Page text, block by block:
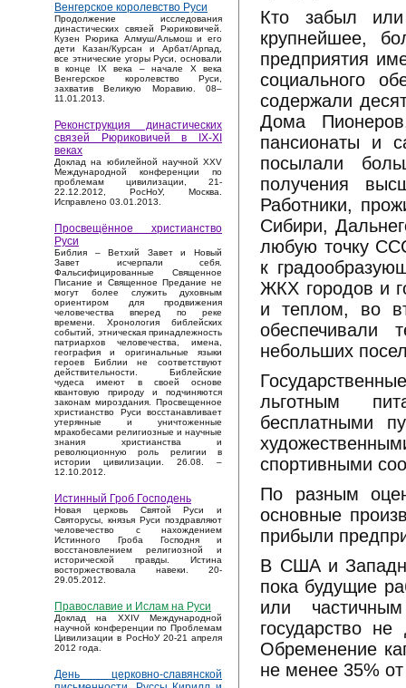
Венгерское королевство Руси
Продолжение исследования
династических связей Рюриковичей.
Кузен Рюрика Алмуш/Альмош и его
дети Казан/Курсан и Арбат/Арпад,
все этнические угоры Руси, основали
в конце IX века – начале X века
Венгерское королевство Руси,
захватив Великую Моравию. 08–
11.01.2013.
Реконструкция династических
связей Рюриковичей в IX-XI
веках
Доклад на юбилейной научной XXV
Международной конференции по
проблемам цивилизации, 21-
22.12.2012, РосНоУ, Москва.
Исправлено 03.01.2013.
Просвещённое христианство
Руси
Библия – Ветхий Завет и Новый
Завет исчерпали себя.
Фальсифицированные Священное
Писание и Священное Предание не
могут более служить духовным
ориентиром для продвижения
человечества вперед по реке
времени. Хронология библейских
событий, этническая принадлежность
патриархов человечества, имена,
география и оригинальные языки
героев Библии не соответствуют
действительности. Библейские
чудеса имеют в своей основе
квантовую природу и подчиняются
законам мироздания. Просвещенное
христианство Руси восстанавливает
утерянные и уничтоженные
мракобесами религиозные и научные
знания христианства и
революционную роль религии в
истории цивилизации. 26.08. –
12.10.2012.
Истинный Гроб Господень
Новая церковь Святой Руси и
Святорусы, князья Руси поздравляют
человечество с нахождением
Истинного Гроба Господня и
восстановлением религиозной и
исторической правды. Истина
восторжествовала навеки. 20-
29.05.2012.
Православие и Ислам на Руси
Доклад на XXIV Международной
научной конференции по Проблемам
Цивилизации в РосНоУ 20-21 апреля
2012 года.
День церковно-славянской
Кто забыл
крупнейшее,
предприятия
социального
содержали
Дома
пансионаты и
посылали
получения
Работники,
Сибири,
любую точку
к
ЖКХ городов и
и теплом, во
небольших
льготным
бесплатными
спортивными
По разным
основные
прибыли
В США и
пока будущие
или
государство
Обременение
не менее 35%